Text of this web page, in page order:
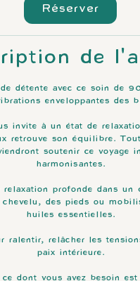
Réserver
de
détente avec ce soin de
enveloppantes des
invite à un état de
retrouve son équilibre.
soutenir ce voyage
harmonisantes.
profonde dans un
des pieds ou
huiles essentielles.
ralentir, relâcher les
paix intérieure.
dont vous avez besoin